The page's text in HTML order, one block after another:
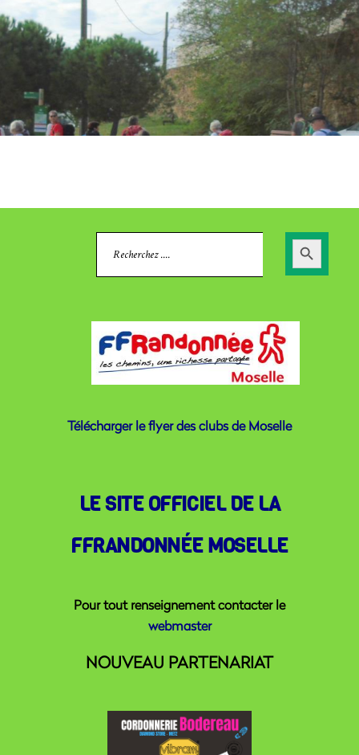
Search
Search
Button
Télécharger le flyer des clubs de Moselle
LE SITE OFFICIEL DE LA
FFRANDONNÉE MOSELLE
Pour tout renseignement contacter le
webmaster
NOUVEAU PARTENARIAT